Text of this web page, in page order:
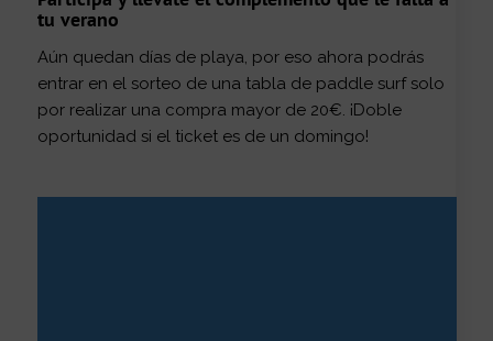
tu verano
Aún quedan días de playa, por eso ahora podrás
entrar en el sorteo de una tabla de paddle surf solo
por realizar una compra mayor de 20€. ¡Doble
oportunidad si el ticket es de un domingo!